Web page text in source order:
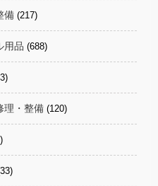
備 (217)
用品 (688)
理・整備 (120)